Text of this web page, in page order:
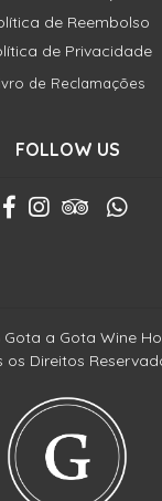
de Reembolso
de Privacidade
de Reclamações
FOLLOW US
a Gota Wine
os Direitos